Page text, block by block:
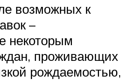
возможных к
–
некоторым
проживающих
рождаемостью,